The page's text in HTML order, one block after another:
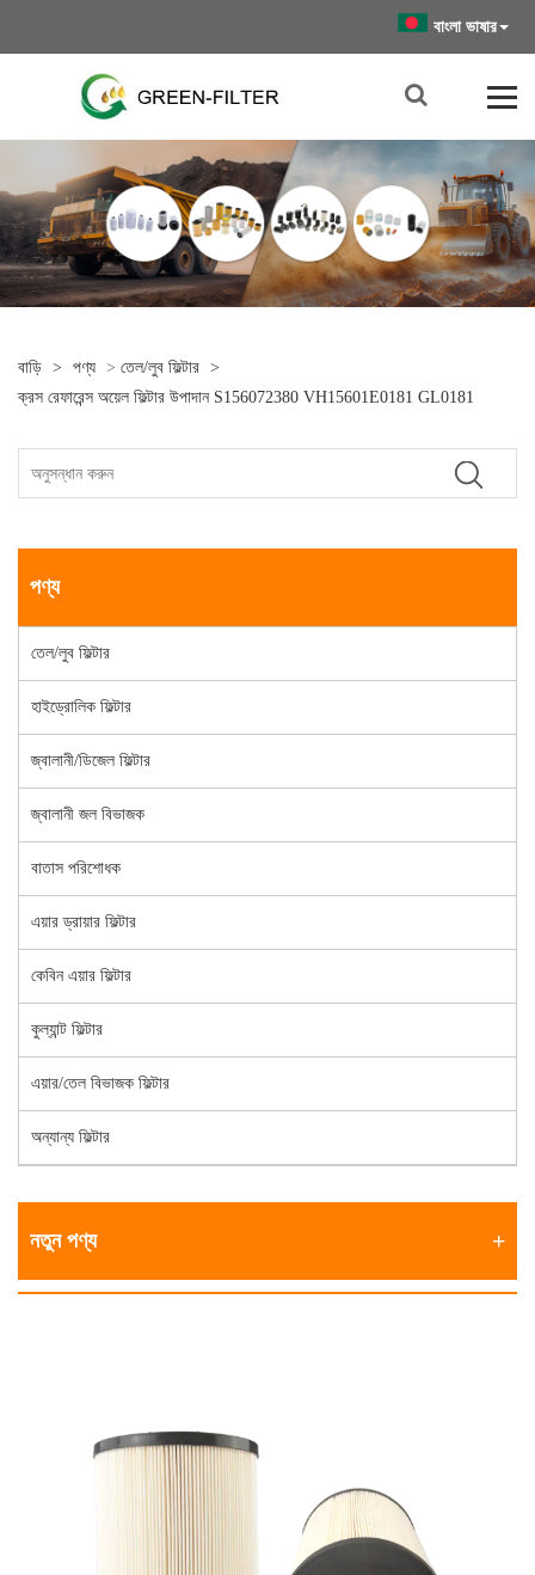
বাংলা ভাষার
বাড়ি > পণ্য > তেল/লুব ফিল্টার >
ক্রস রেফারেন্স অয়েল ফিল্টার উপাদান S156072380 VH15601E0181 GL0181
পণ্য
তেল/লুব ফিল্টার
হাইড্রোলিক ফিল্টার
জ্বালানী/ডিজেল ফিল্টার
জ্বালানী জল বিভাজক
বাতাস পরিশোধক
এয়ার ড্রায়ার ফিল্টার
কেবিন এয়ার ফিল্টার
কুল্যান্ট ফিল্টার
এয়ার/তেল বিভাজক ফিল্টার
অন্যান্য ফিল্টার
নতুন পণ্য